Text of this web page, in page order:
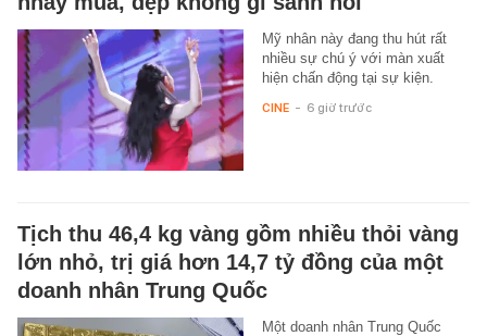
Mỹ nhân này đang thu hút rất
nhiều sự chú ý với màn xuất
hiện chấn động tại sự kiện.
CINE - 6 giờ trước
Tịch thu 46,4 kg vàng gồm nhiều thỏi vàng
lớn nhỏ, trị giá hơn 14,7 tỷ đồng của một
doanh nhân Trung Quốc
Một doanh nhân Trung Quốc